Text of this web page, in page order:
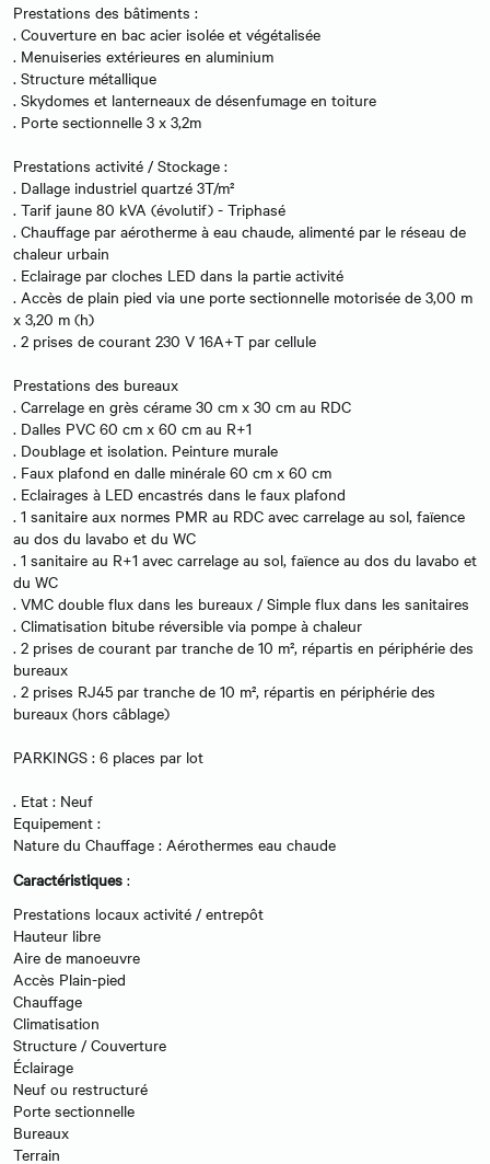
Prestations des bâtiments :
. Couverture en bac acier isolée et végétalisée
. Menuiseries extérieures en aluminium
. Structure métallique
. Skydomes et lanterneaux de désenfumage en toiture
. Porte sectionnelle 3 x 3,2m
Prestations activité / Stockage :
. Dallage industriel quartzé 3T/m²
. Tarif jaune 80 kVA (évolutif) - Triphasé
. Chauffage par aérotherme à eau chaude, alimenté par le réseau de
chaleur urbain
. Eclairage par cloches LED dans la partie activité
. Accès de plain pied via une porte sectionnelle motorisée de 3,00 m
x 3,20 m (h)
. 2 prises de courant 230 V 16A+T par cellule
Prestations des bureaux
. Carrelage en grès cérame 30 cm x 30 cm au RDC
. Dalles PVC 60 cm x 60 cm au R+1
. Doublage et isolation. Peinture murale
. Faux plafond en dalle minérale 60 cm x 60 cm
. Eclairages à LED encastrés dans le faux plafond
. 1 sanitaire aux normes PMR au RDC avec carrelage au sol, faïence
au dos du lavabo et du WC
. 1 sanitaire au R+1 avec carrelage au sol, faïence au dos du lavabo et
du WC
. VMC double flux dans les bureaux / Simple flux dans les sanitaires
. Climatisation bitube réversible via pompe à chaleur
. 2 prises de courant par tranche de 10 m², répartis en périphérie des
bureaux
. 2 prises RJ45 par tranche de 10 m², répartis en périphérie des
bureaux (hors câblage)
PARKINGS : 6 places par lot
. Etat : Neuf
Equipement :
Nature du Chauffage : Aérothermes eau chaude
Caractéristiques :
Prestations locaux activité / entrepôt
Hauteur libre
Aire de manoeuvre
Accès Plain-pied
Chauffage
Climatisation
Structure / Couverture
Éclairage
Neuf ou restructuré
Porte sectionnelle
Bureaux
Terrain